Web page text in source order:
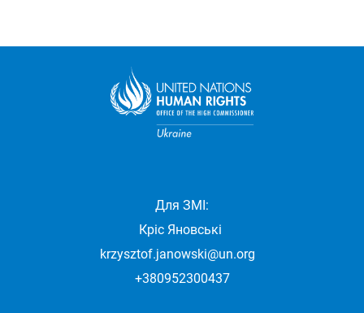
Для ЗМІ:
Кріс Яновські
krzysztof.janowski@un.org
+380952300437